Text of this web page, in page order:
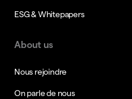
ESG & Whitepapers
About us
Nous rejoindre
On parle de nous